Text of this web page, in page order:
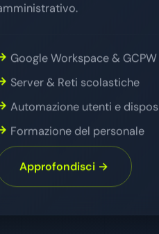
Google Workspace & GCPW
Server & Reti scolastiche
Automazione utenti e
Formazione del personale
Approfondisci →